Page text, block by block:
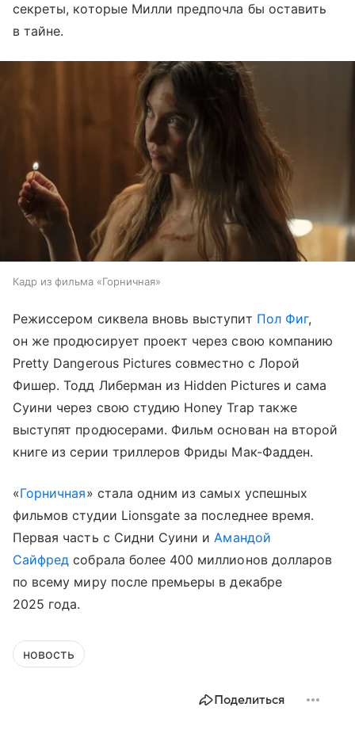
секреты, которые Милли предпочла бы оставить
в тайне.
Кадр из фильма «Горничная»
Режиссером сиквела вновь выступит Пол Фиг,
он же продюсирует проект через свою компанию
Pretty Dangerous Pictures совместно с Лорой
Фишер. Тодд Либерман из Hidden Pictures и сама
Суини через свою студию Honey Trap также
выступят продюсерами. Фильм основан на второй
книге из серии триллеров Фриды Мак-Фадден.
«Горничная» стала одним из самых успешных
фильмов студии Lionsgate за последнее время.
Первая часть с Сидни Суини и Амандой
Сайфред собрала более 400 миллионов долларов
по всему миру после премьеры в декабре
2025 года.
новость
Поделиться